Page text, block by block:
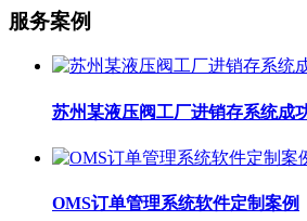
服务案例
苏州某液压阀工厂进销存系统成
OMS订单管理系统软件定制案例